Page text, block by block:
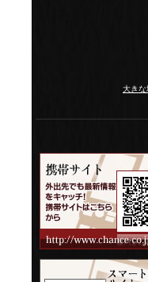
大きな